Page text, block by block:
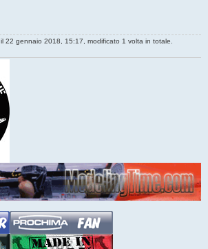
il 22 gennaio 2018, 15:17, modificato 1 volta in totale.